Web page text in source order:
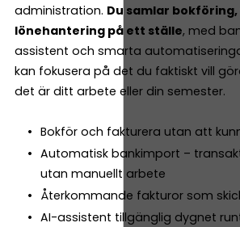
administration. Du samlar
lönehantering på ett ställe, med
assistent och smarta
kan fokusera på det du faktiskt vill
det är ditt arbete eller din semester.
Bokför och fakturera utan att
Automatisk bankimport –
utan manuellt arbete
Återkommande fakturor som
AI-assistent tillgänglig dygnet